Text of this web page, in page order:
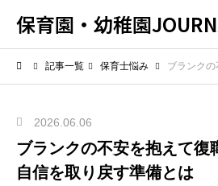
保育園・幼稚園
記事一覧 保育士悩み ブランクの不安を
2026.06.06
ブランクの不安を抱えて復
自信を取り戻す準備とは